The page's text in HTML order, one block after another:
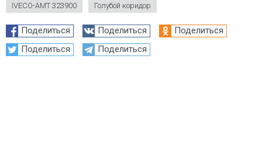
IVECO-AMT 323900 Голубой коридор
Поделиться Поделиться
Поделиться
Поделиться
Поделиться